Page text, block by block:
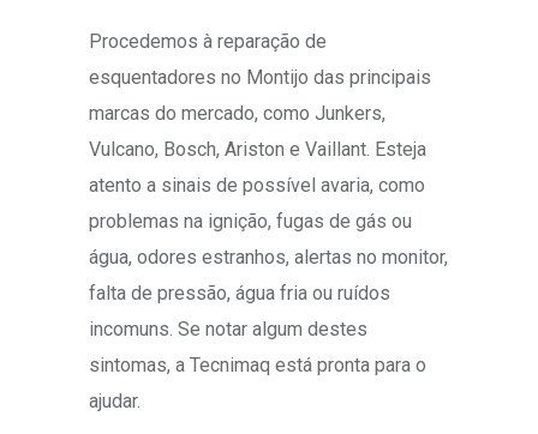
Procedemos à reparação de
esquentadores no Montijo das principais
marcas do mercado, como Junkers,
Vulcano, Bosch, Ariston e Vaillant. Esteja
atento a sinais de possível avaria, como
problemas na ignição, fugas de gás ou
água, odores estranhos, alertas no monitor,
falta de pressão, água fria ou ruídos
incomuns. Se notar algum destes
sintomas, a Tecnimaq está pronta para o
ajudar.